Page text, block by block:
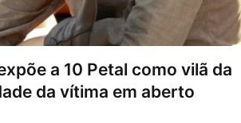
a 10 Petal como vilã da
da vítima em aberto